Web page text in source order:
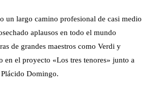
un largo camino profesional de casi medio
aplausos en todo el mundo
de grandes maestros como Verdi y
en el proyecto «Los tres tenores» junto a
Domingo.